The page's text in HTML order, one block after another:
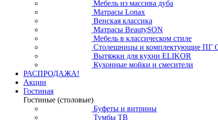
Мебель из массива дуба
Матрасы Lonax
Венская классика
Матрасы BeautySON
Мебель в классическом стиле
Столешницы и комплектующие ПГ
Вытяжки для кухни ELIKOR
Кухонные мойки и смесители
РАСПРОДАЖА!
Акции
Гостиная
Гостиные (столовые)
Буфеты и витрины
Тумбы ТВ